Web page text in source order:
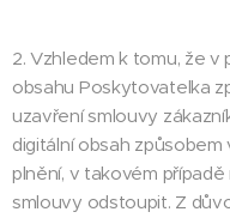
2. Vzhledem k tomu, že v
obsahu Poskytovatelka
uzavření smlouvy
digitální obsah
plnění, v takovém
smlouvy odstoupit. Z